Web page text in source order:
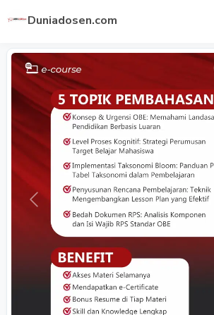
Duniadosen.com
Previous